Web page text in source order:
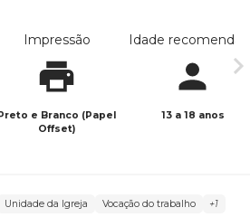
Impressão
Preto e Branco (Papel
Offset)
Idade recomendada
13 a 18 anos
Unidade da Igreja Vocação do trabalho +1